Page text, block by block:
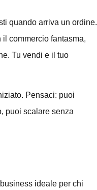
quando arriva un ordine.
commercio fantasma,
Tu vendi e il tuo
Pensaci: puoi
puoi scalare senza
ideale per chi